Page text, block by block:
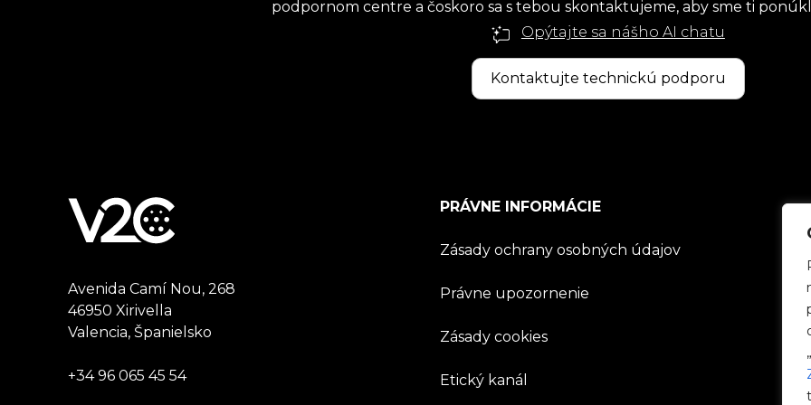
podpornom centre a čoskoro sa s tebou skontaktujeme, aby sme ti
Opýtajte sa nášho AI chatu
Kontaktujte technickú podporu
Avenida Camí Nou, 268
46950 Xirivella
Valencia, Španielsko
+34 96 065 45 54
PRÁVNE INFORMÁCIE
Zásady ochrany osobných údajov
Právne upozornenie
Zásady cookies
Etický kanál